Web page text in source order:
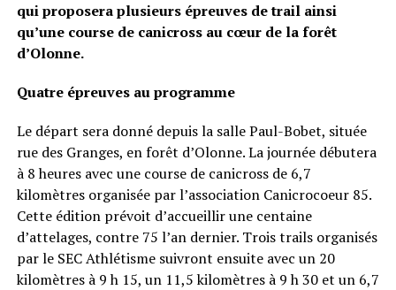
qui proposera plusieurs épreuves de trail ainsi
qu’une course de canicross au cœur de la forêt
d’Olonne.
Quatre épreuves au programme
Le départ sera donné depuis la salle Paul-Bobet, située
rue des Granges, en forêt d’Olonne. La journée débutera
à 8 heures avec une course de canicross de 6,7
kilomètres organisée par l’association Canicrocoeur 85.
Cette édition prévoit d’accueillir une centaine
d’attelages, contre 75 l’an dernier. Trois trails organisés
par le SEC Athlétisme suivront ensuite avec un 20
kilomètres à 9 h 15, un 11,5 kilomètres à 9 h 30 et un 6,7